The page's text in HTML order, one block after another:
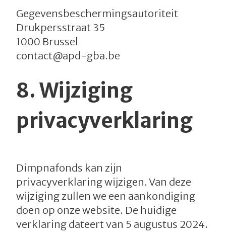
Gegevensbeschermingsautoriteit
Drukpersstraat 35
1000 Brussel
contact@apd-gba.be
8. Wijziging
privacyverklaring
Dimpnafonds kan zijn
privacyverklaring wijzigen. Van deze
wijziging zullen we een aankondiging
doen op onze website. De huidige
verklaring dateert van 5 augustus 2024.